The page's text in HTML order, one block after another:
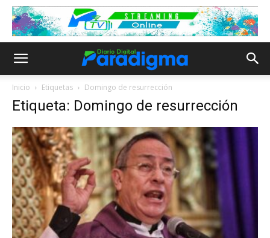
Inicio Etiquetas Domingo de resurrección
Etiqueta: Domingo de resurrección